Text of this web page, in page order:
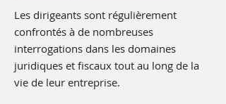
Les dirigeants sont régulièrement
confrontés à de nombreuses
interrogations dans les domaines
juridiques et fiscaux tout au long de la
vie de leur entreprise.